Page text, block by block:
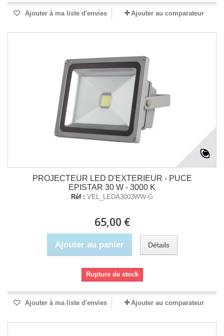
Ajouter à ma liste d'envies Ajouter au comparateur
PROJECTEUR LED D'EXTERIEUR - PUCE
EPISTAR 30 W - 3000 K
Réf : VEL_LEDA3003WW-G
65,00 €
Ajouter au panier Détails
Rupture de stock
Ajouter à ma liste d'envies Ajouter au comparateur